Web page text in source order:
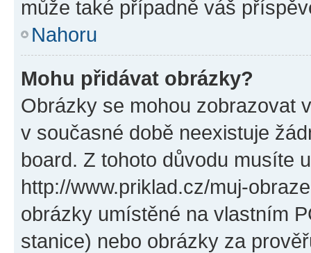
může také případně váš
Nahoru
Mohu přidávat obrázky?
Obrázky se mohou zobrazovat
v současné době neexistuje
board. Z tohoto důvodu musíte
http://www.priklad.cz/muj-
obrázky umístěné na vlastním
stanice) nebo obrázky za